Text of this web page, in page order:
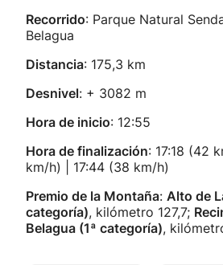
Recorrido: Parque Natural
Belagua
Distancia: 175,3 km
Desnivel: + 3082 m
Hora de inicio: 12:55
Hora de finalización: 17:18 (42
km/h) | 17:44 (38 km/h)
Premio de la Montaña: Alto de
categoría), kilómetro 127,7;
Belagua (1ª categoría),